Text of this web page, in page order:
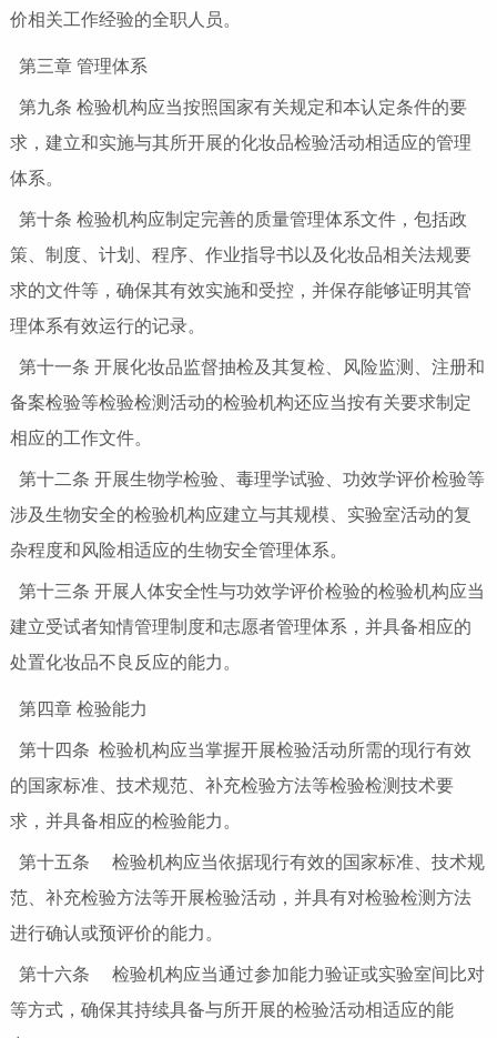
价相关工作经验的全职人员。
第三章 管理体系
第九条 检验机构应当按照国家有关规定和本认定条件的要
求，建立和实施与其所开展的化妆品检验活动相适应的管理
体系。
第十条 检验机构应制定完善的质量管理体系文件，包括政
策、制度、计划、程序、作业指导书以及化妆品相关法规要
求的文件等，确保其有效实施和受控，并保存能够证明其管
理体系有效运行的记录。
第十一条 开展化妆品监督抽检及其复检、风险监测、注册和
备案检验等检验检测活动的检验机构还应当按有关要求制定
相应的工作文件。
第十二条 开展生物学检验、毒理学试验、功效学评价检验等
涉及生物安全的检验机构应建立与其规模、实验室活动的复
杂程度和风险相适应的生物安全管理体系。
第十三条 开展人体安全性与功效学评价检验的检验机构应当
建立受试者知情管理制度和志愿者管理体系，并具备相应的
处置化妆品不良反应的能力。
第四章 检验能力
第十四条 检验机构应当掌握开展检验活动所需的现行有效
的国家标准、技术规范、补充检验方法等检验检测技术要
求，并具备相应的检验能力。
第十五条 检验机构应当依据现行有效的国家标准、技术规
范、补充检验方法等开展检验活动，并具有对检验检测方法
进行确认或预评价的能力。
第十六条 检验机构应当通过参加能力验证或实验室间比对
等方式，确保其持续具备与所开展的检验活动相适应的能